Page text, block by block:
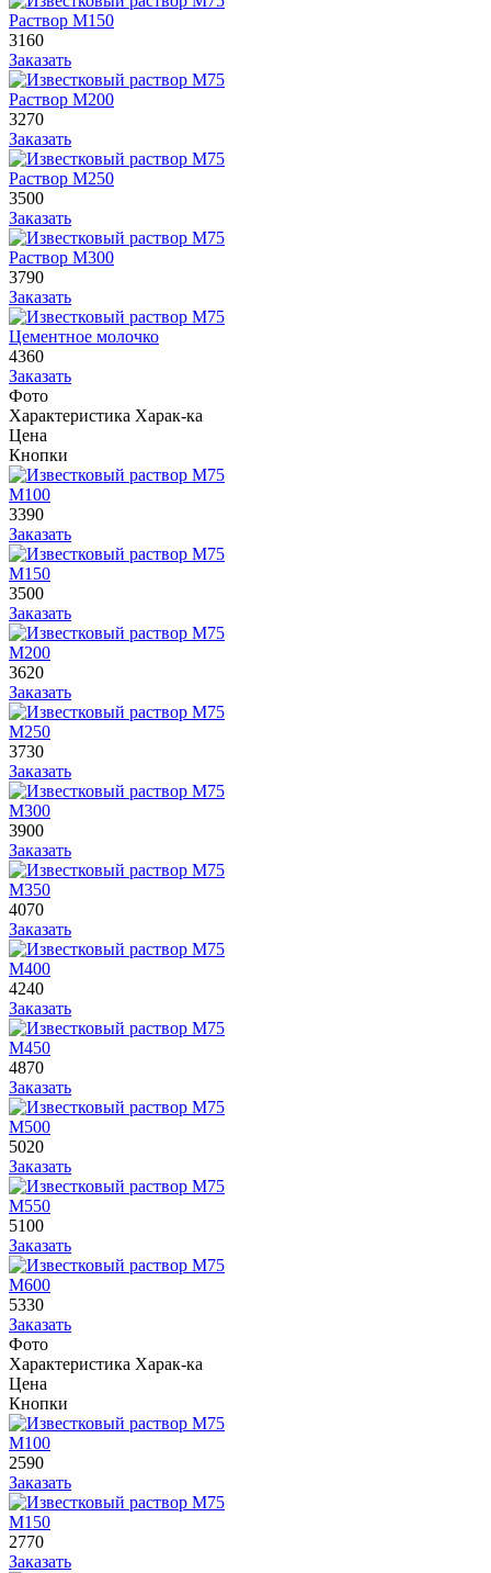
Раствор М150
3160
Заказать
Раствор М200
3270
Заказать
Раствор М250
3500
Заказать
Раствор М300
3790
Заказать
Цементное молочко
4360
Заказать
Фото
Характеристика Харак-ка
Цена
Кнопки
М100
3390
Заказать
М150
3500
Заказать
М200
3620
Заказать
М250
3730
Заказать
М300
3900
Заказать
М350
4070
Заказать
М400
4240
Заказать
М450
4870
Заказать
М500
5020
Заказать
М550
5100
Заказать
М600
5330
Заказать
Фото
Характеристика Харак-ка
Цена
Кнопки
М100
2590
Заказать
М150
2770
Заказать